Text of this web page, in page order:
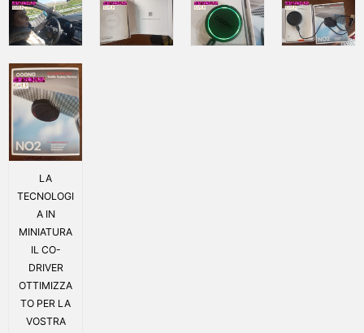
LA
TECNOLOGI
A IN
MINIATURA
IL CO-
DRIVER
OTTIMIZZA
TO PER LA
VOSTRA